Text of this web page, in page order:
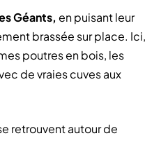
Géants, en puisant leur
brassée sur place. Ici,
poutres en bois, les
de vraies cuves aux
retrouvent autour de